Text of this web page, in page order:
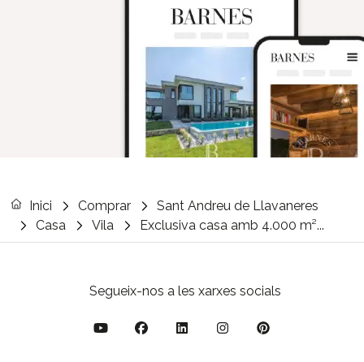
Inici Comprar
Sant Andreu de Llavaneres
Casa
Vila Exclusiva casa amb 4.000 m²...
Segueix-nos a les xarxes socials